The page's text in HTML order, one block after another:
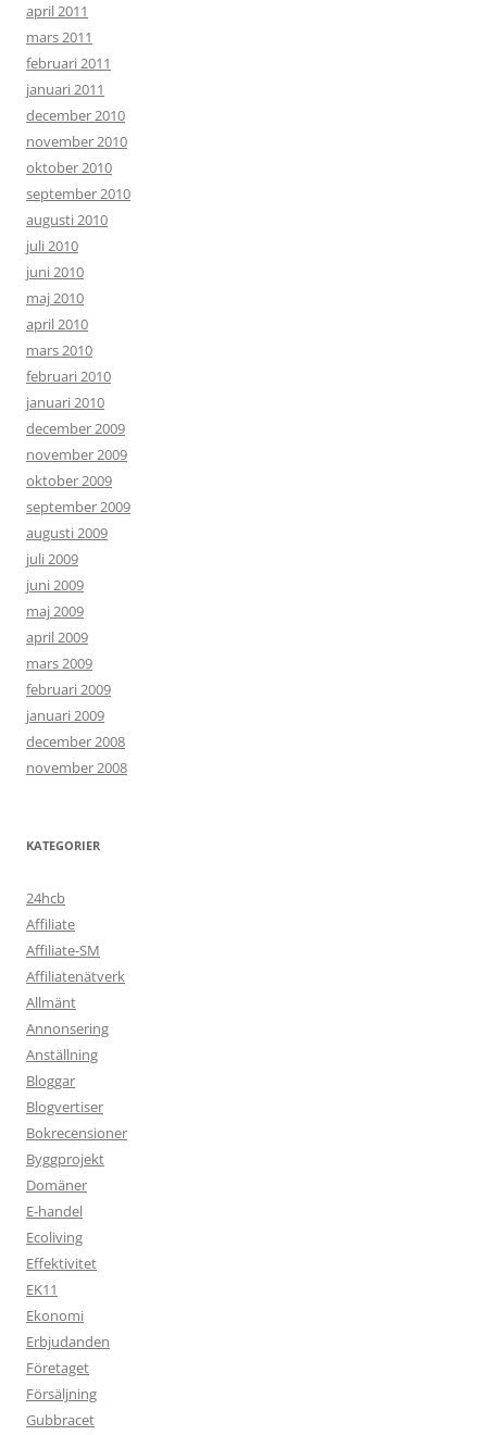
april 2011
mars 2011
februari 2011
januari 2011
december 2010
november 2010
oktober 2010
september 2010
augusti 2010
juli 2010
juni 2010
maj 2010
april 2010
mars 2010
februari 2010
januari 2010
december 2009
november 2009
oktober 2009
september 2009
augusti 2009
juli 2009
juni 2009
maj 2009
april 2009
mars 2009
februari 2009
januari 2009
december 2008
november 2008
KATEGORIER
24hcb
Affiliate
Affiliate-SM
Affiliatenätverk
Allmänt
Annonsering
Anställning
Bloggar
Blogvertiser
Bokrecensioner
Byggprojekt
Domäner
E-handel
Ecoliving
Effektivitet
EK11
Ekonomi
Erbjudanden
Företaget
Försäljning
Gubbracet